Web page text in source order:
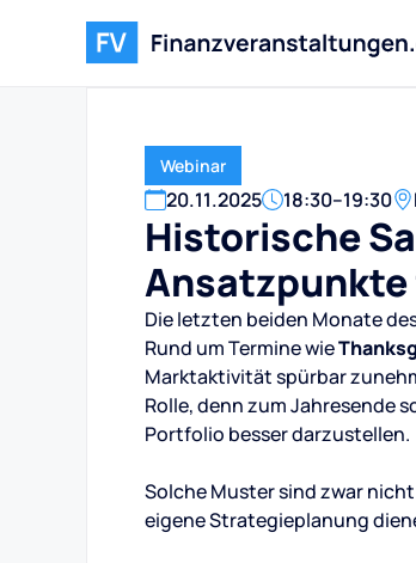
Webinar
20.11.2025 18:30–19:30
Historische
Die letzten beiden Monate
Rund um Termine wie
Marktaktivität spürbar
Rolle, denn zum Jahresende
Portfolio besser darzustellen.
Solche Muster sind zwar
eigene Strategieplanung